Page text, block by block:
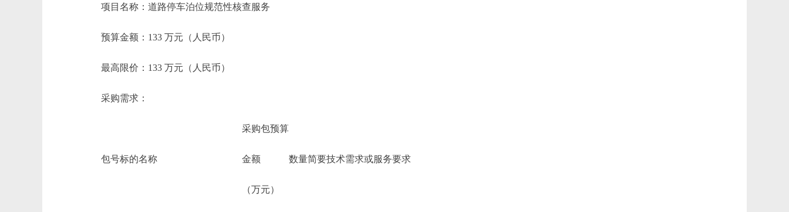
项目名称：道路停车泊位规范性核查服务
预算金额：133 万元（人民币）
最高限价：133 万元（人民币）
采购需求：
包号标的名称
采购包预算
金额
（万元）
数量简要技术需求或服务要求